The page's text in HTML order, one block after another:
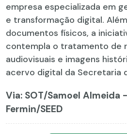
empresa especializada em
e transformação digital.
documentos físicos, a
contempla o tratamento de
audiovisuais e imagens
acervo digital da Secretaria
Via: SOT/Samoel Almeida
Fermin/SEED